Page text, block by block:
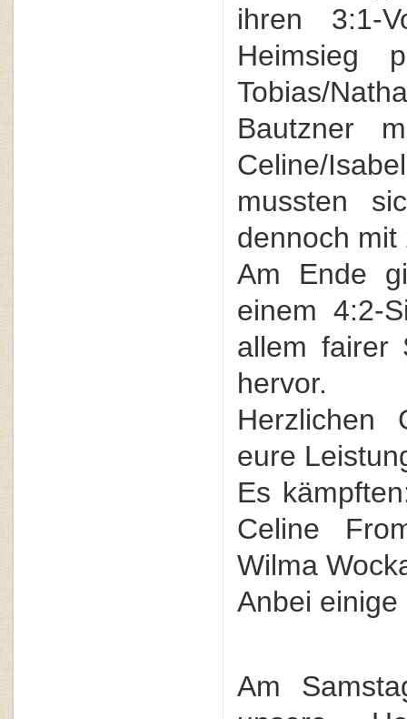
ihren 3:1-
Heimsieg
Tobias/
Bautzner
Celine/
mussten
dennoch
Am Ende
einem 4:2-
allem fairer
hervor.
Herzlichen
eure
Es
Celine
Wilma
Anbei
Am